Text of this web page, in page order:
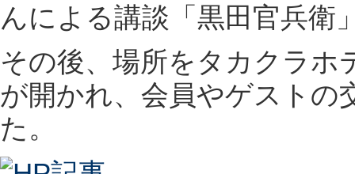
んによる講談「黒田官兵衛
その後、場所をタカクラホ
が開かれ、会員やゲストの
た。